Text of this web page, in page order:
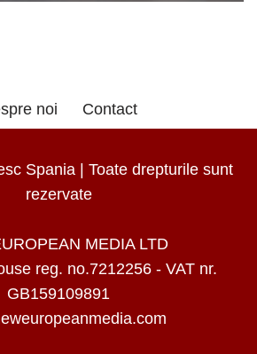
noi Contact
Spania | Toate drepturile sunt
rezervate
MEDIA LTD
reg. no.7212256 - VAT nr.
GB159109891